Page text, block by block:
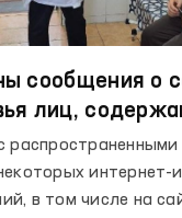
сообщения о
лиц,
интернет-
в том числе на